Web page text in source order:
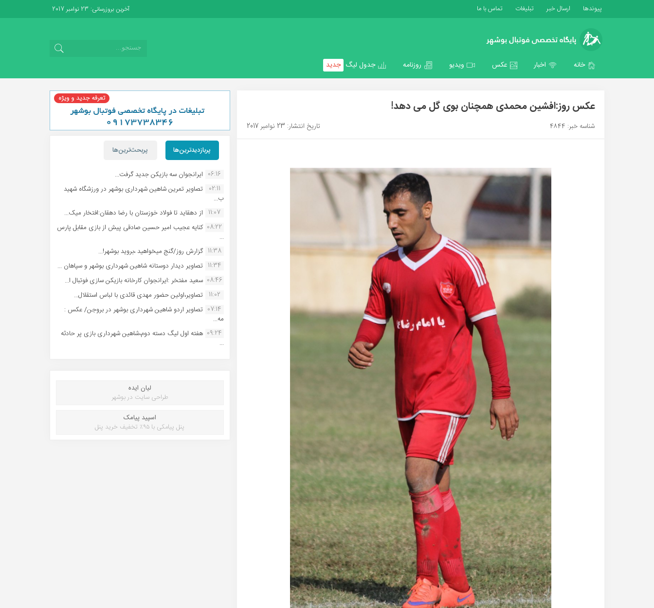
پیوندها ارسال خبر تبلیغات تماس با ما آخرین بروزرسانی: 23 نوامبر 2017
خانه اخبار عکس ویدیو روزنامه جدول لیگ جدید
عکس روز:افشین محمدی همچنان بوی گل می دهد!
شناسه خبر: 4844 تاریخ انتشار: 23 نوامبر 2017
پربازدیدترین‌ها پربحث‌ترین‌ها
06:16 ایرانجوان سه بازیکن جدید گرفت...
02:11
تصاویر تمرین شاهین شهردارى بوشهر در ورزشگاه شهید
ب...
11:07 از دهقاید تا فولاد خوزستان با رضا دهقان:افتخار میک...
08:22 کنایه عجیب امیر حسین صادقی پیش از بازی مقابل پارس
...
11:38 گزارش روز/گنج میخواهید ،بروید بوشهر!...
11:34 تصاویر دیدار دوستانه شاهین شهردارى بوشهر و سپاهان ...
08:46 سعید مفتخر :ایرانجوان کارخانه بازیکن سازی فوتبال ا...
11:02
تصاویر،اولین حضور مهدی قائدی با لباس استقلال...
07:14 تصاویر اردو شاهین شهرداری بوشهر در بروجن/ عکس :
مه...
09:24 هفته اول لیگ دسته دوم،شاهین شهرداری بازی پر حادثه
...
لیان ایده
طراحی سایت در بوشهر
اسپید پیامک
پنل پیامکی با ۹۵٪ تخفیف خرید پنل